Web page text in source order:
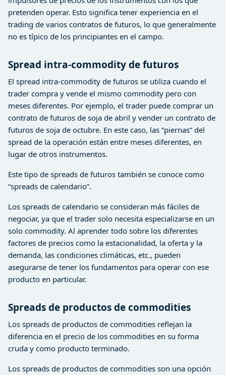
pretenden operar. Esto significa tener experiencia en el
trading de varios contratos de futuros, lo que generalmente
no es típico de los principiantes en el campo.
Spread intra-commodity de futuros
El spread intra-commodity de futuros se utiliza cuando el
trader compra y vende el mismo commodity pero con
meses diferentes. Por ejemplo, el trader puede comprar un
contrato de futuros de soja de abril y vender un contrato de
futuros de soja de octubre. En este caso, las “piernas” del
spread de la operación están entre meses diferentes, en
lugar de otros instrumentos.
Este tipo de spreads de futuros también se conoce como
“spreads de calendario”.
Los spreads de calendario se consideran más fáciles de
negociar, ya que el trader solo necesita especializarse en un
solo commodity. Al aprender todo sobre los diferentes
factores de precios como la estacionalidad, la oferta y la
demanda, las condiciones climáticas, etc., pueden
asegurarse de tener los fundamentos para operar con ese
producto en particular.
Spreads de productos de commodities
Los spreads de productos de commodities reflejan la
diferencia en el precio de los commodities en su forma
cruda y como producto terminado.
Los spreads de productos de commodities son una opción